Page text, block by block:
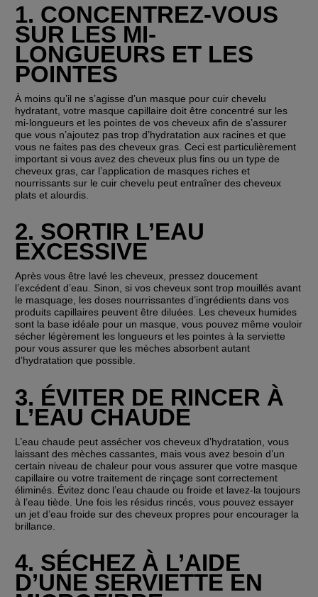
1. CONCENTREZ-VOUS
SUR LES MI-
LONGUEURS ET LES
POINTES
À moins qu’il ne s’agisse d’un masque pour cuir chevelu
hydratant, votre masque capillaire doit être concentré sur les
mi-longueurs et les pointes de vos cheveux afin de s’assurer
que vous n’ajoutez pas trop d’hydratation aux racines et que
vous ne faites pas des cheveux gras. Ceci est particulièrement
important si vous avez des cheveux plus fins ou un type de
cheveux gras, car l’application de masques riches et
nourrissants sur le cuir chevelu peut entraîner des cheveux
plats et alourdis.
2. SORTIR L’EAU
EXCESSIVE
Après vous être lavé les cheveux, pressez doucement
l’excédent d’eau. Sinon, si vos cheveux sont trop mouillés avant
le masquage, les doses nourrissantes d’ingrédients dans vos
produits capillaires peuvent être diluées. Les cheveux humides
sont la base idéale pour un masque, vous pouvez même vouloir
sécher légèrement les longueurs et les pointes à la serviette
pour vous assurer que les mèches absorbent autant
d’hydratation que possible.
3. ÉVITER DE RINCER À
L’EAU CHAUDE
L’eau chaude peut assécher vos cheveux d’hydratation, vous
laissant des mèches cassantes, mais vous avez besoin d’un
certain niveau de chaleur pour vous assurer que votre masque
capillaire ou votre traitement de rinçage sont correctement
éliminés. Évitez donc l’eau chaude ou froide et lavez-la toujours
à l’eau tiède. Une fois les résidus rincés, vous pouvez essayer
un jet d’eau froide sur des cheveux propres pour encourager la
brillance.
4. SÉCHEZ À L’AIDE
D’UNE SERVIETTE EN